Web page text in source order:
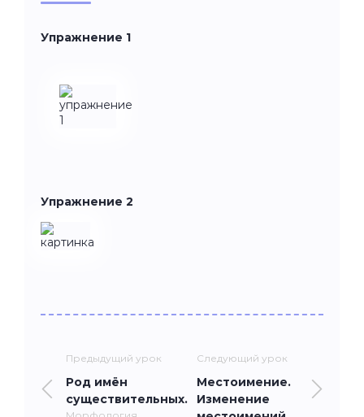
Упражнение 1
Упражнение 2
Предыдущий урок
Род имён
существительных.
Следующий урок
Местоимение.
Изменение